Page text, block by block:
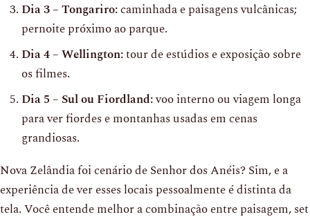
Dia 3 – Tongariro:caminhada e paisagens vulcânicas;
pernoite próximo ao parque.
Dia 4 – Wellington:tour de estúdios e exposição sobre
os filmes.
Dia 5 – Sul ou Fiordland:voo interno ou viagem longa
para ver fiordes e montanhas usadas em cenas
grandiosas.
Nova Zelândia foi cenário de Senhor dos Anéis? Sim, e a
experiência de ver esses locais pessoalmente é distinta da
tela. Você entende melhor a combinação entre paisagem, set